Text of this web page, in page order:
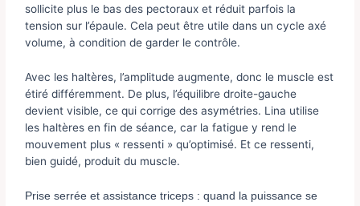
sollicite plus le bas des pectoraux et réduit parfois la
tension sur l’épaule. Cela peut être utile dans un cycle axé
volume, à condition de garder le contrôle.
Avec les haltères, l’amplitude augmente, donc le muscle est
étiré différemment. De plus, l’équilibre droite-gauche
devient visible, ce qui corrige des asymétries. Lina utilise
les haltères en fin de séance, car la fatigue y rend le
mouvement plus « ressenti » qu’optimisé. Et ce ressenti,
bien guidé, produit du muscle.
Prise serrée et assistance triceps : quand la puissance se